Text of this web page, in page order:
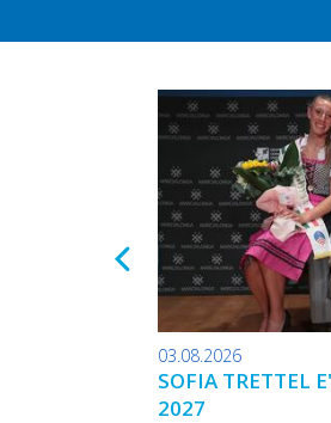
03.08.2026
SOFIA TRETTEL
2027